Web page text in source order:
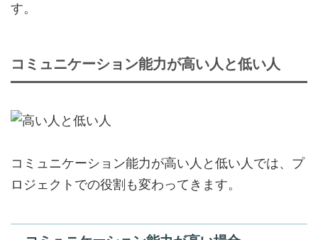
す。
コミュニケーション能力が高い人と低い人
コミュニケーション能力が高い人と低い人では、プ
ロジェクトでの役割も変わってきます。